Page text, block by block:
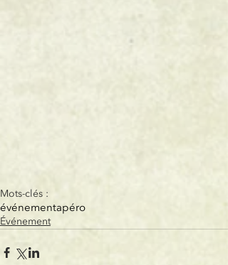
Mots-clés :
événementapéro
Événement